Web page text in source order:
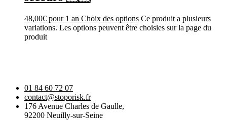
48,00€ pour 1 an Choix des options Ce produit a plusieurs
variations. Les options peuvent être choisies sur la page du
produit
01 84 60 72 07
contact@stoporisk.fr
176 Avenue Charles de Gaulle,
92200 Neuilly-sur-Seine